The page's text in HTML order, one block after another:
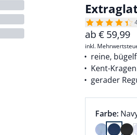
ab€ 59,99
inkl.
reine,
Kent-Kragen
gerader
Farbe:
Farbe Navy